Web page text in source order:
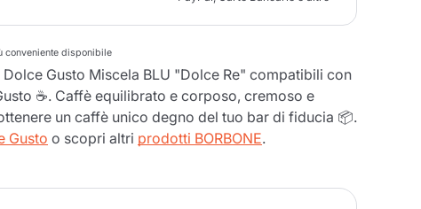
conveniente disponibile
Gusto Miscela BLU "Dolce Re" compatibili con
☕. Caffè equilibrato e corposo, cremoso e
un caffè unico degno del tuo bar di fiducia 📦.
Gusto o scopri altri prodotti BORBONE.